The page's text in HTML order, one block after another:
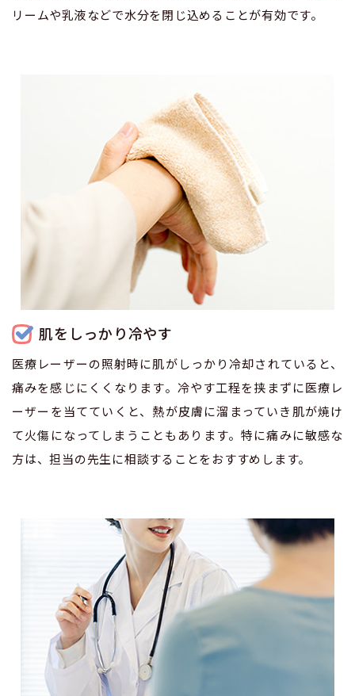
リームや乳液などで水分を閉じ込めることが有効です。
肌をしっかり冷やす
医療レーザーの照射時に肌がしっかり冷却されていると、
痛みを感じにくくなります。冷やす工程を挟まずに医療レ
ーザーを当てていくと、熱が皮膚に溜まっていき肌が焼け
て火傷になってしまうこともあります。特に痛みに敏感な
方は、担当の先生に相談することをおすすめします。